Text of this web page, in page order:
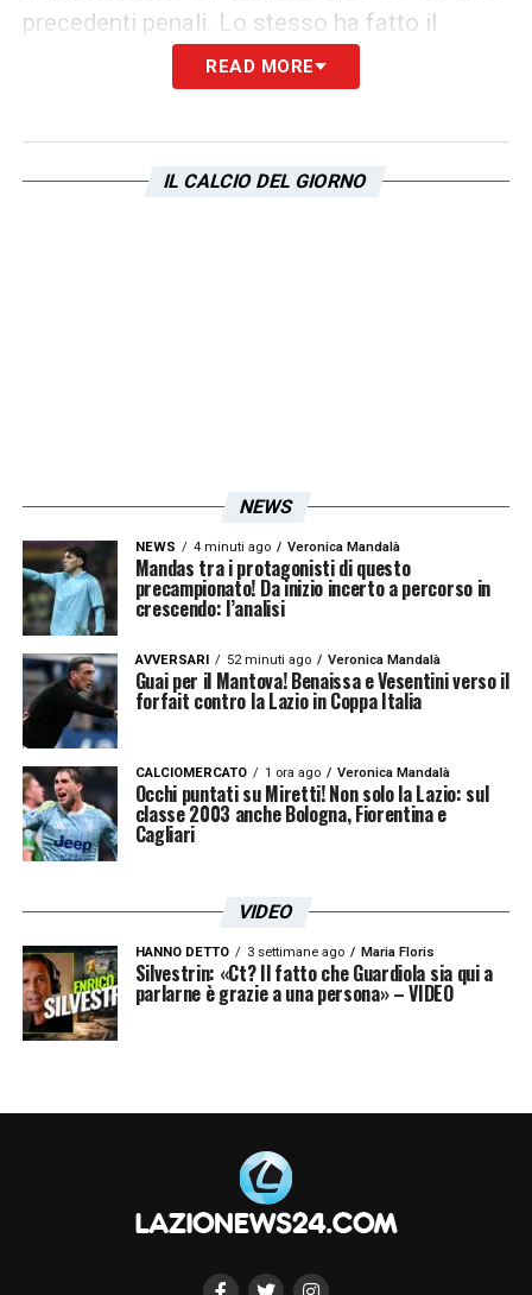
precedenti penali. Lo stesso ha fatto il
sindaco della seconda città di Francia,
, che ha così commentato.
comportamento inqualificabile e
READ MORE
IL CALCIO DEL GIORNO
NEWS
NEWS 4 minuti ago Veronica Mandalà
Mandas tra i protagonisti di questo
precampionato! Da inizio incerto a percorso in
crescendo: l’analisi
AVVERSARI 52 minuti ago Veronica Mandalà
Guai per il Mantova! Benaissa e Vesentini verso il
forfait contro la Lazio in Coppa Italia
CALCIOMERCATO 1 ora ago Veronica Mandalà
Occhi puntati su Miretti! Non solo la Lazio: sul
classe 2003 anche Bologna, Fiorentina e
Cagliari
VIDEO
HANNO DETTO 3 settimane ago Maria Floris
Silvestrin: «Ct? Il fatto che Guardiola sia qui a
parlarne è grazie a una persona» – VIDEO